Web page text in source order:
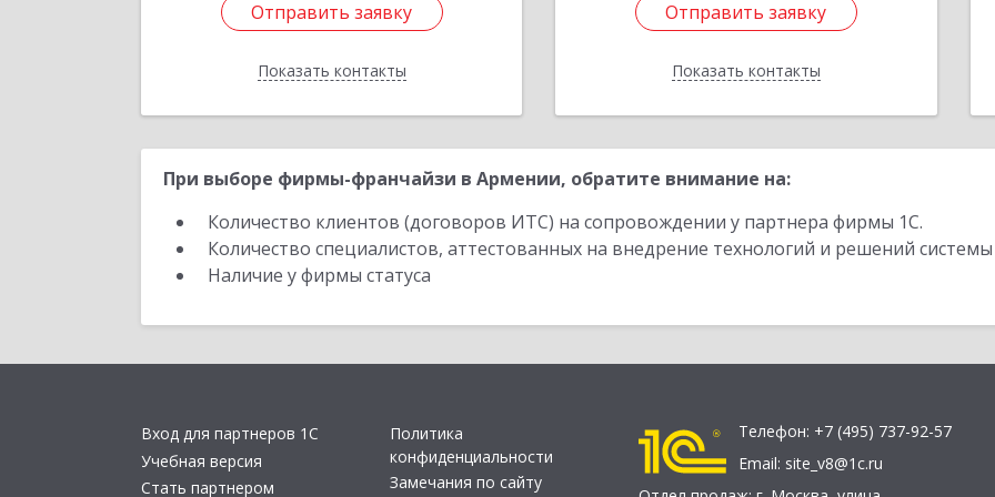
Отправить заявку
Показать контакты
Отправить заявку
Назад
Отправить заявку
Показать контакты
Отправить заявку
Назад
При выборе фирмы-франчайзи в Армении, обратите внимание на:
Количество клиентов (договоров ИТС) на сопровождении у партнера фирмы 1С.
Количество специалистов, аттестованных на внедрение технологий и решений
Наличие у фирмы статуса
Вход для партнеров 1С
Учебная версия
Стать партнером
Политика
конфиденциальности
Замечания по сайту
Телефон: +7 (495) 737-92-57
Email: site_v8@1c.ru